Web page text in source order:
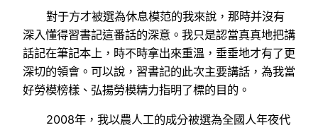
對于方才被選為休息模范的我來說，那時并沒有
深入懂得習書記這番話的深意。我只是認當真真地把講
話記在筆記本上，時不時拿出來重溫，垂垂地才有了更
深切的領會。可以說，習書記的此次主要講話，為我當
好勞模榜樣、弘揚勞模精力指明了標的目的。
2008年，我以農人工的成分被選為全國人年夜代